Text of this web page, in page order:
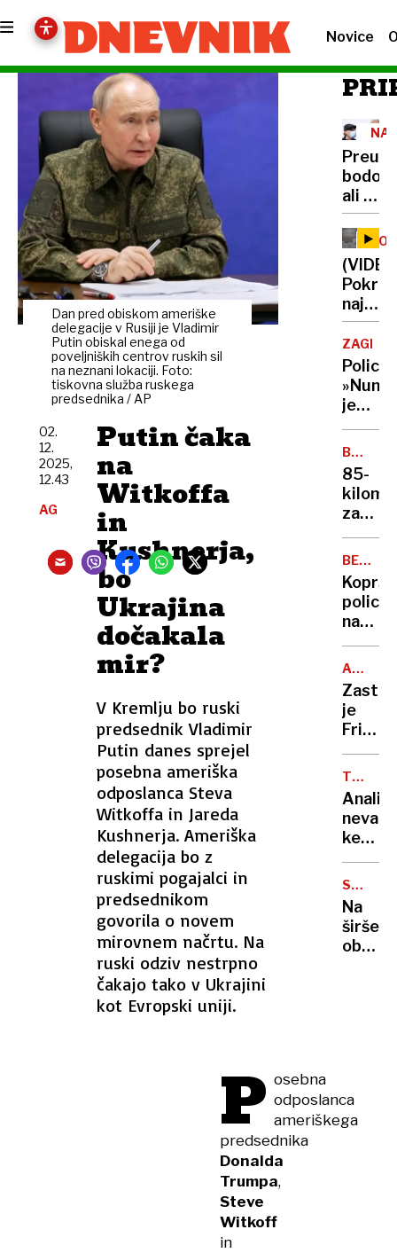
Novice
Dan pred obiskom ameriške
delegacije v Rusiji je Vladimir
Putin obiskal enega od
poveljniških centrov ruskih sil
na neznani lokaciji. Foto:
tiskovna služba ruskega
predsednika / AP
Putin čaka
na
Witkoffa
in
Kushnerja,
bo
Ukrajina
dočakala
mir?
V Kremlju bo ruski
predsednik Vladimir
Putin danes sprejel
posebna ameriška
odposlanca Steva
Witkoffa in Jareda
Kushnerja. Ameriška
delegacija bo z
ruskimi pogajalci in
predsednikom
govorila o novem
mirovnem načrtu. Na
ruski odziv nestrpno
čakajo tako v Ukrajini
kot Evropski uniji.
02.
12.
2025,
12.43
AG
P osebna
odposlanca
ameriškega
predsednika
Donalda
Trumpa,
Steve
Witkoff
in
bodo,
ali je
bil
načrt
za
umor
priče
sploh
V
naj
bi
padel,
ruski
vojaki
se
centru
mesta
ZAGREB
»Nuna
je
lagala
o
Kupila
je
nož
in se
sama.«
JEZERO
85-
zastoj:
ujeti
v
mrazu,
ki je
prava
past
BEG
PRED
laži
in
jim
ASTRID
je
Fritzla
in se
v
Zdaj
bo
branila
TEST
ZPS
tudi
v
znamk
STE
VEDELI?
Na
širšem